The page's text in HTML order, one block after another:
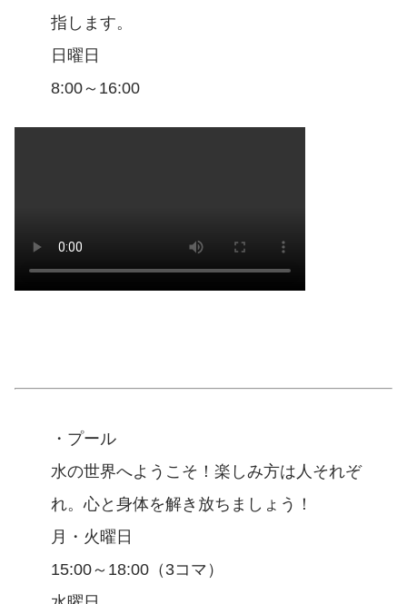
指します。
日曜日
8:00～16:00
・プール
水の世界へようこそ！楽しみ方は人それぞ
れ。心と身体を解き放ちましょう！
月・火曜日
15:00～18:00（3コマ）